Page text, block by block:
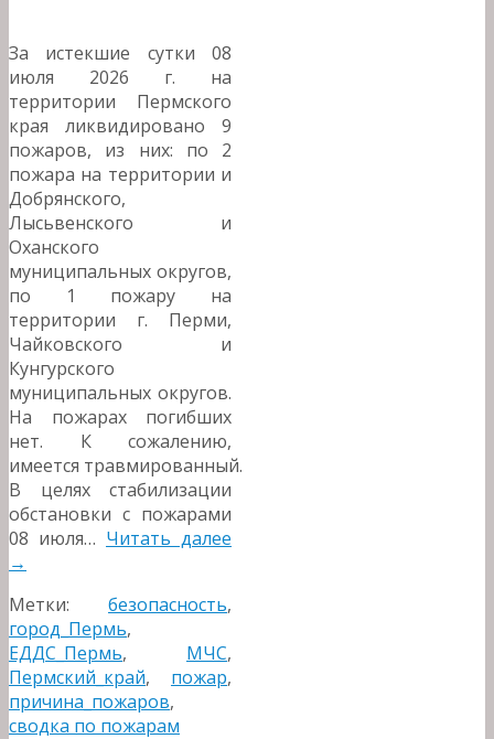
За истекшие сутки 08
июля 2026 г. на
территории Пермского
края ликвидировано 9
пожаров, из них: по 2
пожара на территории и
Добрянского,
Лысьвенского и
Оханского
муниципальных округов,
по 1 пожару на
территории г. Перми,
Чайковского и
Кунгурского
муниципальных округов.
На пожарах погибших
нет. К сожалению,
имеется травмированный.
В целях стабилизации
обстановки с пожарами
08 июля… Читать далее
→
Метки: безопасность,
город_Пермь,
ЕДДС_Пермь, МЧС,
Пермский_край, пожар,
причина_пожаров,
сводка по пожарам